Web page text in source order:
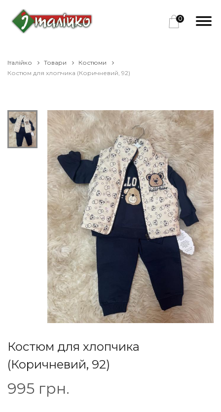
0
Італійко Товари
Костюми
Костюм для хлопчика (Коричневий, 92)
Костюм для хлопчика
(Коричневий, 92)
995 грн.